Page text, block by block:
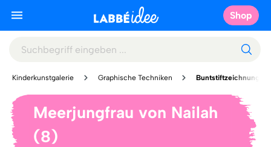
Shop
Kinderkunstgalerie Graphische Techniken Buntstiftzeichnung
Meerjungfrau von Nailah
(8)